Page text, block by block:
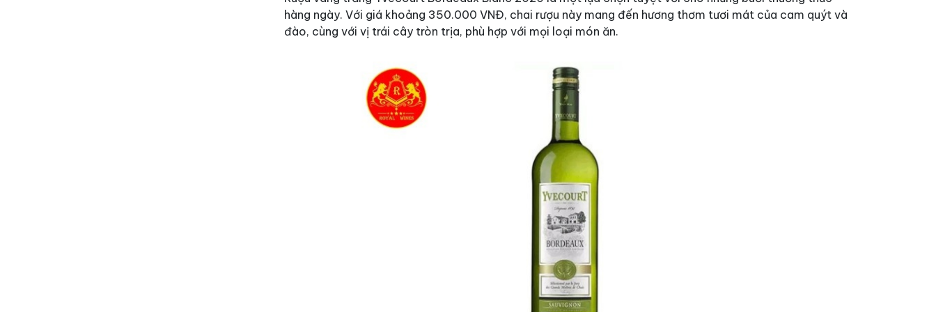
hàng ngày. Với giá khoảng 350.000 VNĐ, chai rượu này mang đến hương thơm tươi mát của cam quýt và
đào, cùng với vị trái cây tròn trịa, phù hợp với mọi loại món ăn.